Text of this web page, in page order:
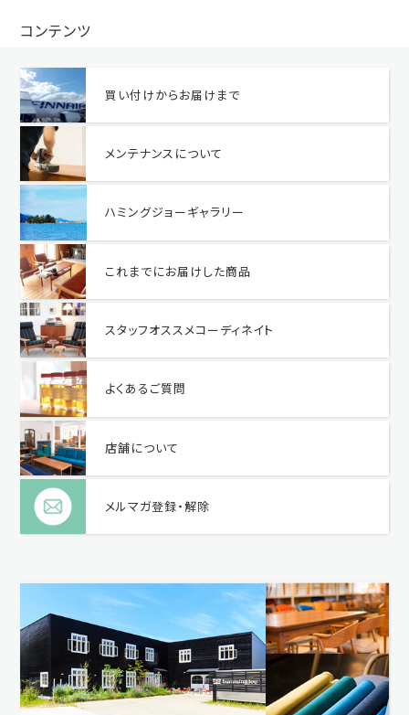
コンテンツ
買い付けからお届けまで
メンテナンスについて
ハミングジョーギャラリー
これまでにお届けした商品
スタッフオススメコーディネイト
よくあるご質問
店舗について
メルマガ登録・解除